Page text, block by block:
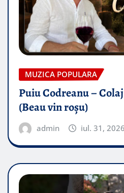
MUZICA POPULARA
Puiu Codreanu –
(Beau vin roșu)
admin iul. 31, 2026